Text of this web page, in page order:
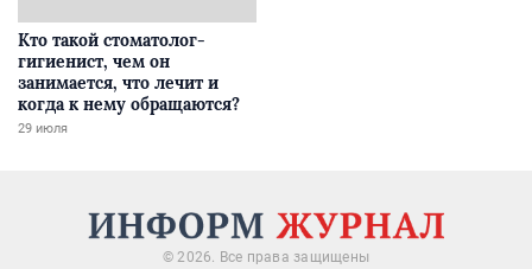
Кто такой стоматолог-
гигиенист, чем он
занимается, что лечит и
когда к нему обращаются?
29 июля
© 2026. Все права защищены